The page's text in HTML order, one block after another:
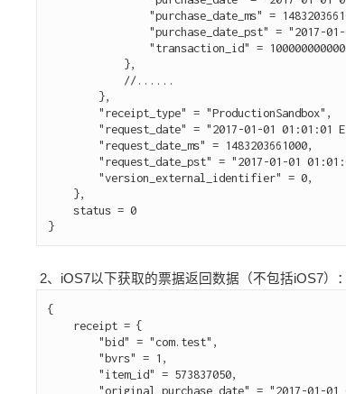
    status = 0
2、iOS7以下获取的票据返回数据（不包括iOS7）
{